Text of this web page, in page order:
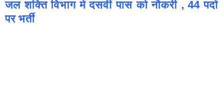
जल शक्ति विभाग में दसवीं पास को नौकरी , 44 पदों
पर भर्ती